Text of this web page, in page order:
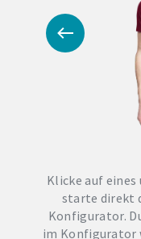
Klicke auf
starte direkt
Konfigurator.
im Konfigurator